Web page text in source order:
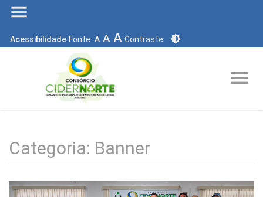
menu
Acessibilidade Fonte: A A A Contraste: brightness_6
menu
Categoria: Banner